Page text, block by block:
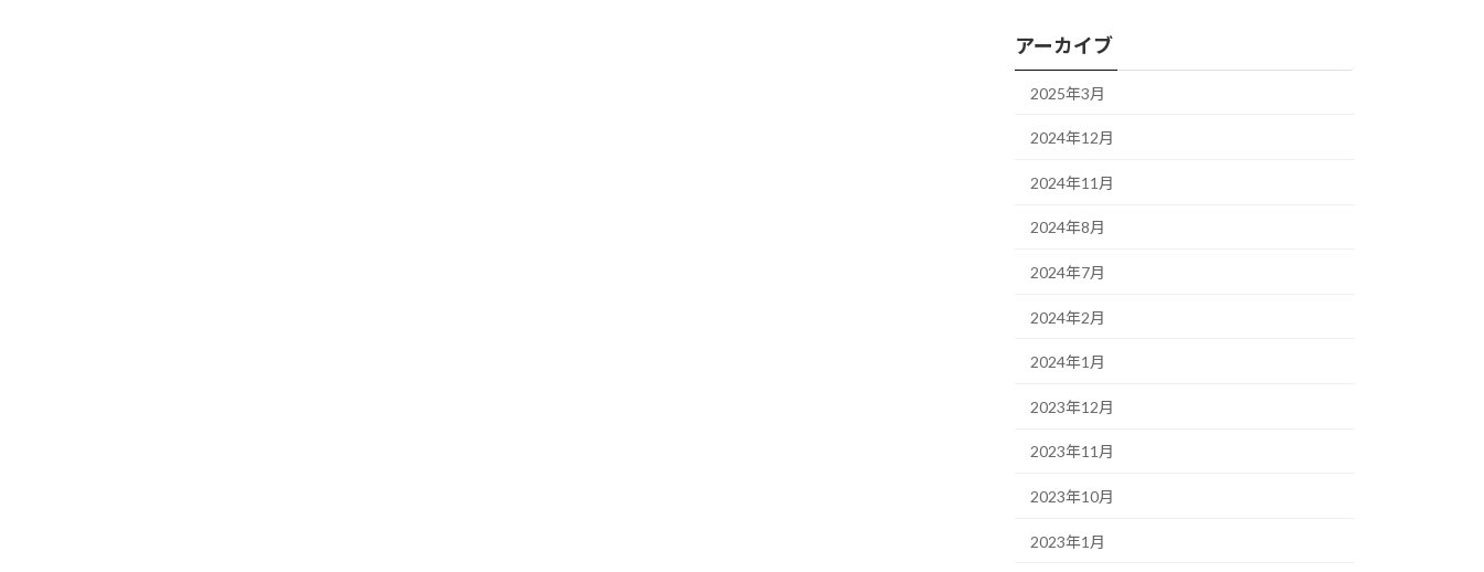
アーカイブ
2025年3月
2024年12月
2024年11月
2024年8月
2024年7月
2024年2月
2024年1月
2023年12月
2023年11月
2023年10月
2023年1月